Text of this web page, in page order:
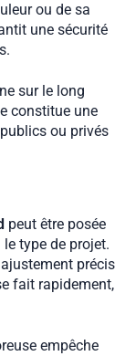
ou de sa
une sécurité
sur le long
constitue une
ou privés
peut être posée
type de projet.
précis
fait rapidement,
empêche